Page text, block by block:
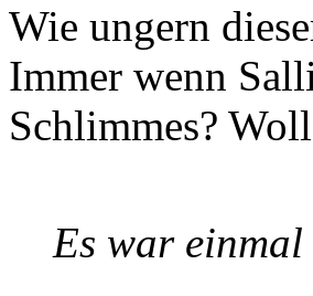
Wie ungern
Immer wenn
Schlimmes?
Es war